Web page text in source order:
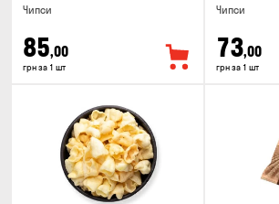
Чипси
85,00
грн за 1 шт
Чипси
73,00
грн за 1 шт